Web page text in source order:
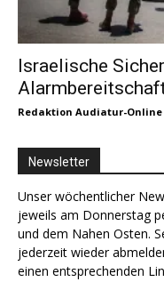
Israelische
Redaktion Audiatur-Online
Newsletter
Unser wöchentlicher
jeweils am Donnerstag
und dem Nahen Osten.
jederzeit wieder
einen entsprechenden